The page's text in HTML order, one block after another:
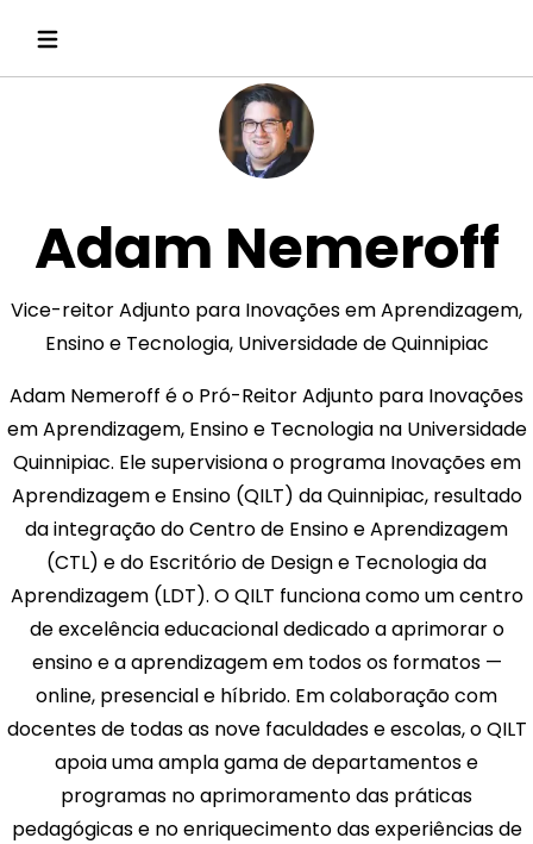
Adam Nemeroff
Vice-reitor Adjunto para Inovações em Aprendizagem,
Ensino e Tecnologia, Universidade de Quinnipiac
Adam Nemeroff é o Pró-Reitor Adjunto para Inovações
em Aprendizagem, Ensino e Tecnologia na Universidade
Quinnipiac. Ele supervisiona o programa Inovações em
Aprendizagem e Ensino (QILT) da Quinnipiac, resultado
da integração do Centro de Ensino e Aprendizagem
(CTL) e do Escritório de Design e Tecnologia da
Aprendizagem (LDT). O QILT funciona como um centro
de excelência educacional dedicado a aprimorar o
ensino e a aprendizagem em todos os formatos —
online, presencial e híbrido. Em colaboração com
docentes de todas as nove faculdades e escolas, o QILT
apoia uma ampla gama de departamentos e
programas no aprimoramento das práticas
pedagógicas e no enriquecimento das experiências de